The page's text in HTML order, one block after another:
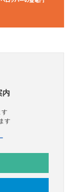
内
す
す